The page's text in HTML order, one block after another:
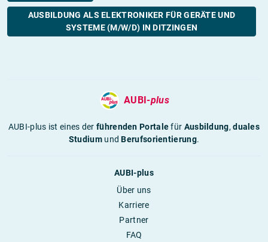
AUSBILDUNG ALS ELEKTRONIKER FÜR GERÄTE UND
SYSTEME (M/W/D) IN DITZINGEN
AUBI-plus
AUBI-plus ist eines derführenden Portalefür Ausbildung,duales
StudiumundBerufsorientierung.
AUBI-plus
Über uns
Karriere
Partner
FAQ